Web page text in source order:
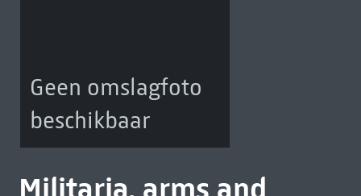
Geen omslagfoto
beschikbaar